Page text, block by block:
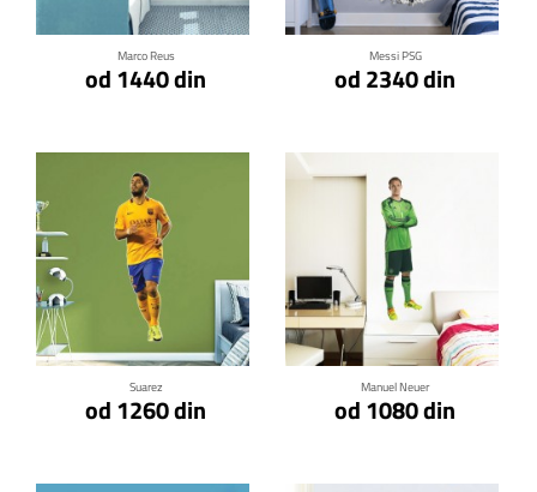
Marco Reus
od 1440 din
Messi PSG
od 2340 din
Suarez
od 1260 din
Klikni za detalje
Manuel Neuer
od 1080 din
Klikni za detalje